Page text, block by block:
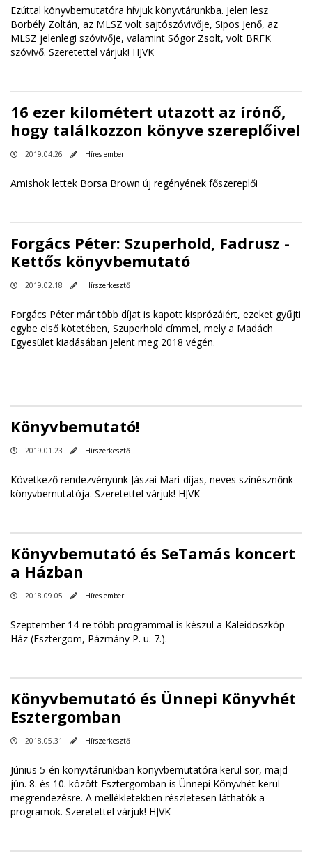
Ezúttal könyvbemutatóra hívjuk könyvtárunkba. Jelen lesz
Borbély Zoltán, az MLSZ volt sajtószóvivője, Sipos Jenő, az
MLSZ jelenlegi szóvivője, valamint Sógor Zsolt, volt BRFK
szóvivő. Szeretettel várjuk! HJVK
16 ezer kilométert utazott az írónő,
hogy találkozzon könyve szereplőivel
2019.04.26 Híres ember
Amishok lettek Borsa Brown új regényének főszereplői
Forgács Péter: Szuperhold, Fadrusz -
Kettős könyvbemutató
2019.02.18 Hírszerkesztő
Forgács Péter már több díjat is kapott kisprózáiért, ezeket gyűjti
egybe első kötetében, Szuperhold címmel, mely a Madách
Egyesület kiadásában jelent meg 2018 végén.
Könyvbemutató!
2019.01.23 Hírszerkesztő
Következő rendezvényünk Jászai Mari-díjas, neves színésznőnk
könyvbemutatója. Szeretettel várjuk! HJVK
Könyvbemutató és SeTamás koncert
a Házban
2018.09.05 Híres ember
Szeptember 14-re több programmal is készül a Kaleidoszkóp
Ház (Esztergom, Pázmány P. u. 7.).
Könyvbemutató és Ünnepi Könyvhét
Esztergomban
2018.05.31 Hírszerkesztő
Június 5-én könyvtárunkban könyvbemutatóra kerül sor, majd
jún. 8. és 10. között Esztergomban is Ünnepi Könyvhét kerül
megrendezésre. A mellékletekben részletesen láthatók a
programok. Szeretettel várjuk! HJVK